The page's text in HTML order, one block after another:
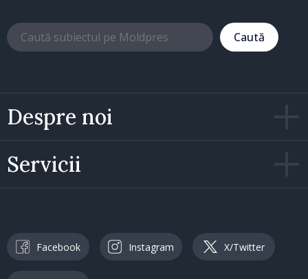
Despre noi
Servicii
Caută
Facebook Instagram X/Twitter